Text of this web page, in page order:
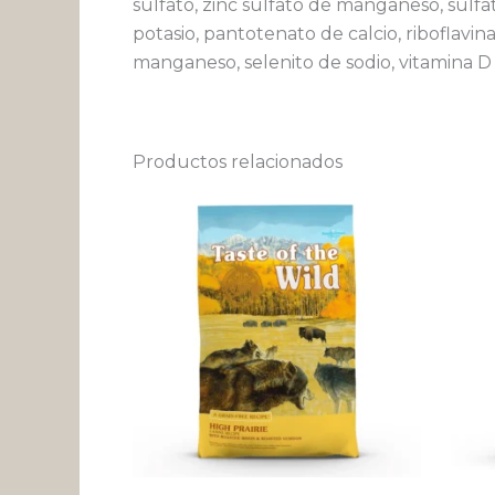
sulfato, zinc sulfato de manganeso,
potasio, pantotenato de calcio,
manganeso, selenito de sodio, vitamina
Productos relacionados
de
precios:
desde
$ 43.234
hasta
$ 565.199
Este
producto
tiene
múltiples
variantes.
Las
opciones
se
pueden
elegir